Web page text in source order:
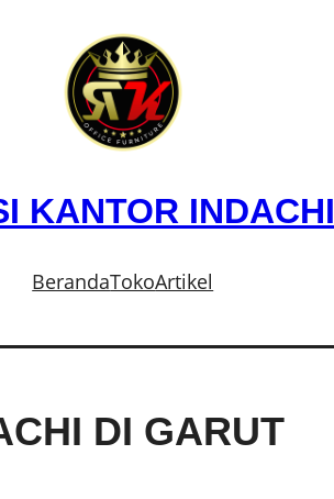
KANTOR INDACHI
BerandaTokoArtikel
DI GARUT